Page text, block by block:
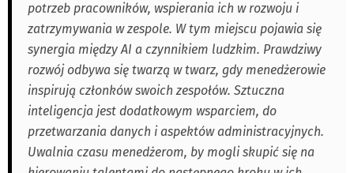
potrzeb pracowników, wspierania ich w rozwoju i
zatrzymywania w zespole. W tym miejscu pojawia się
synergia między AI a czynnikiem ludzkim. Prawdziwy
rozwój odbywa się twarzą w twarz, gdy menedżerowie
inspirują członków swoich zespołów. Sztuczna
inteligencja jest dodatkowym wsparciem, do
przetwarzania danych i aspektów administracyjnych.
Uwalnia czasu menedżerom, by mogli skupić się na